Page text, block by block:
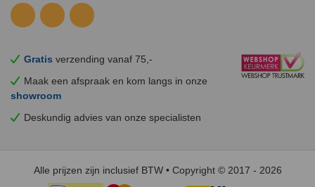
Gratis verzending vanaf 75,-
Maak een afspraak en kom langs in onze
showroom
Deskundig advies van onze specialisten
Alle prijzen zijn inclusief BTW • Copyright © 2017 - 2026